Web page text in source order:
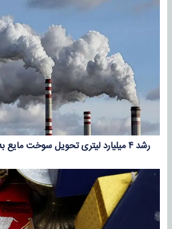
رشد ۴ میلیارد لیتری تحویل سوخت مایع به نیروگاه‌ها